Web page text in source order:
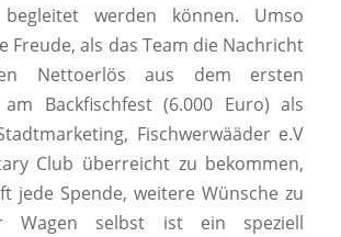
werden können. Umso
Freude, als das Team die Nachricht
Nettoerlös aus dem ersten
am Backfischfest (6.000 Euro) als
Fischwerwääder e.V
Club überreicht zu bekommen,
jede Spende, weitere Wünsche zu
Wagen selbst ist ein speziell